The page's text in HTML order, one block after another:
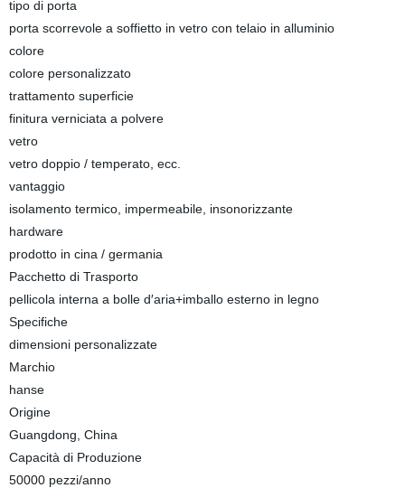
tipo di porta
porta scorrevole a soffietto in vetro con telaio in alluminio
colore
colore personalizzato
trattamento superficie
finitura verniciata a polvere
vetro
vetro doppio / temperato, ecc.
vantaggio
isolamento termico, impermeabile, insonorizzante
hardware
prodotto in cina / germania
Pacchetto di Trasporto
pellicola interna a bolle d′aria+imballo esterno in legno
Specifiche
dimensioni personalizzate
Marchio
hanse
Origine
Guangdong, China
Capacità di Produzione
50000 pezzi/anno